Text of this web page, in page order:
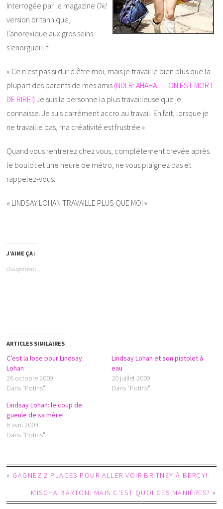
Interrogée par le magazine Ok!
version britannique,
l’anorexique aux gros seins
s’enorgueillit:
« Ce n’est pas si dur d’être moi, mais je travaille bien plus que la
plupart des parents de mes amis (NDLR: AHAHA!!!!! ON EST MORT
DE RIRE!) Je suis la personne la plus travailleuse que je
connaisse. Je suis carrément accro au travail. En fait, lorsque je
ne travaille pas, ma créativité est frustrée »
Quand vous rentrerez chez vous, complètement crevée après
le boulot et une heure de métro, ne vous plaignez pas et
rappelez-vous:
« LINDSAY LOHAN TRAVAILLE PLUS QUE MOI »
J’AIME ÇA :
chargement…
ARTICLES SIMILAIRES
C’est la lose pour Lindsay
Lohan
26 octobre 2009
Dans "Potins"
Lindsay Lohan et son pistolet à
eau
20 juillet 2009
Dans "Potins"
Lindsay Lohan: le coup de
gueule de sa mère!
6 avril 2009
Dans "Potins"
« GAGNEZ 2 PLACES POUR ALLER VOIR BRITNEY À BERCY!
MISCHA BARTON: MAIS C’EST QUOI CES MANIÈRES? »